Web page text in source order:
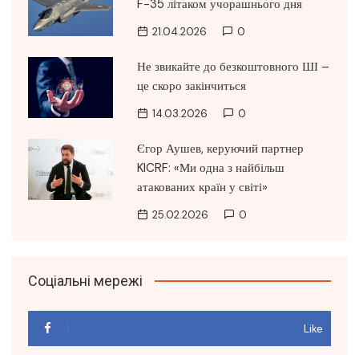
F-35 літаком учорашнього дня
21.04.2026 0
Не звикайте до безкоштовного ШІ –
це скоро закінчиться
14.03.2026 0
Єгор Аушев, керуючий партнер
KICRF: «Ми одна з найбільш
атакованих країн у світі»
25.02.2026 0
Соціальні мережі
Like